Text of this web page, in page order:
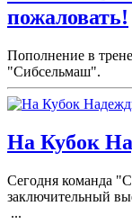
пожаловать!
Пополнение в
"Сибсельмаш".
На Кубок
Сегодня команда
заключительный
...